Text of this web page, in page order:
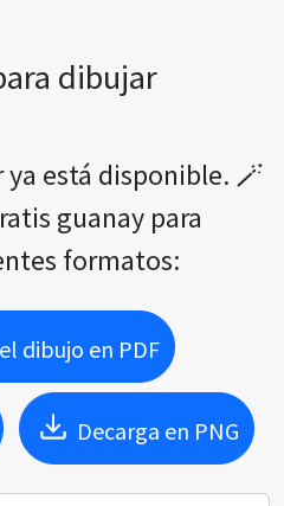
dibujar
está disponible. 🪄
guanay para
formatos:
dibujo en PDF
Decarga en PNG